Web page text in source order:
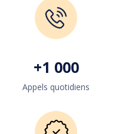
+1 000
Appels quotidiens